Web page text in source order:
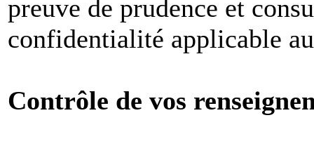
preuve de prudence et
confidentialité applicable
Contrôle de vos